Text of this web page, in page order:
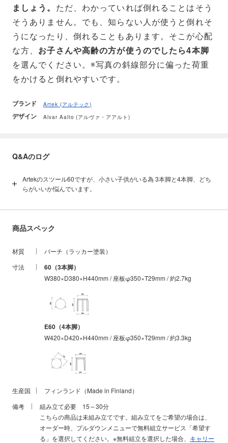
ましょう。 ただ、わかっていれば倒れることはそう
そうありません。でも、知らない人が使うと倒れそ
うになったり、倒れることもあります。そこが心配
な方、 お子さんや高齢の方が使うのでしたら4本脚
を選んでください。※写真の斜線部分に偏った荷重
をかけると倒れやすいです。
ブランド Artek (アルテック)
デザイン Alvar Aalto (アルヴァ・アアルト)
Q&Aのログ
Artekのスツール60ですが、小さい子供がいる為 3本脚と4本脚、どち
らがいいか悩んでいます。
年代になり4本脚が登場します。3本脚はオリジナルの形であるだけで
コよく、脚も1本少ないですから価格も少しお手頃と魅力的です。た
もないのですが、脚と脚の間の縁に極端に力を掛けるとコケます。で
すから普通に座る分には良いのですが、妙に浅く腰掛けたり、深く腰
掛けたり、手をついたりしますとグラっとくる事があり、時として倒
れます。4本脚も倒れないという訳ではありませんが、3本脚よりは倒
れにくいです。ですので、小さいお子様が予想外の使い方（つかまり
立ちしたり、乗ってしまったり）した場合、バランスを崩して転倒し
てしまうことがありますので、お子様が使う前提であれば4本脚をオス
スメします。そういった事を知らない人が使う場所であったり、そう
いった事を理解できない人が使う場合は倒れる危険性もありますから4
商品スペック
材質
バーチ（ラッカー塗装）
寸法
60（3本脚）
W380×D380×H440mm / 座板φ350×T29mm / 約2.7kg
E60（4本脚）
W420×D420×H440mm / 座板φ350×T29mm / 約3.3kg
生産国
フィンランド（Made in Finland）
備考
組み立て必要 15～30分
こちらの商品は未組み立てです。組み立てをご希望の場合は、
オーダー時、プルダウンメニューで無料組立サービス「希望す
る」を選択してください。※無料組立を選択した場合、 キャリー